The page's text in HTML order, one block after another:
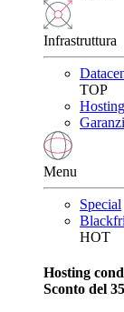
Infrastruttura
TOP
Menu
Special
HOT
Hosting
Sconto del